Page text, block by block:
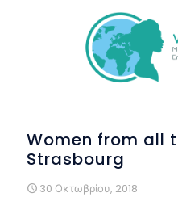
Women from all
Strasbourg
30 Οκτωβρίου, 2018